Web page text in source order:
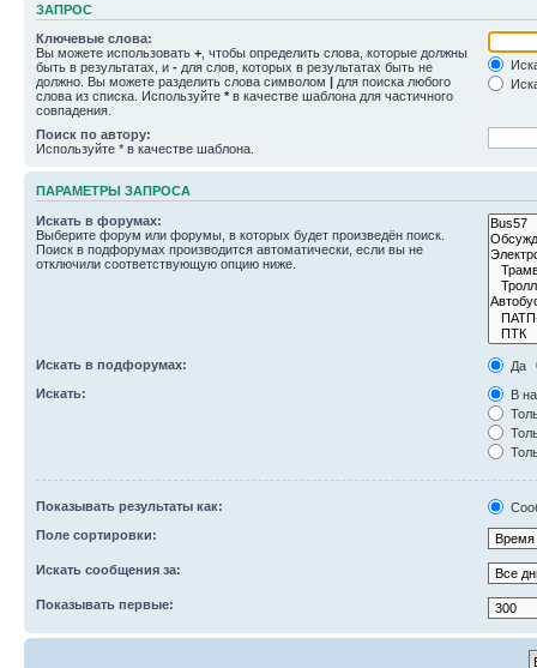
ЗАПРОС
Ключевые слова:
Вы можете использовать + , чтобы определить слова, которые должны
быть в результатах, и - для слов, которых в результатах быть не
должно. Вы можете разделить слова символом | для поиска любого
слова из списка. Используйте * в качестве шаблона для частичного
совпадения.
Поиск по автору:
Используйте * в качестве шаблона.
ПАРАМЕТРЫ ЗАПРОСА
Искать в форумах:
Выберите форум или форумы, в которых будет произведён поиск.
Поиск в подфорумах производится автоматически, если вы не
отключили соответствующую опцию ниже.
Искать в подфорумах:
Да
Искать:
В
Показывать результаты как:
Поле сортировки:
Искать сообщения за:
Показывать первые: